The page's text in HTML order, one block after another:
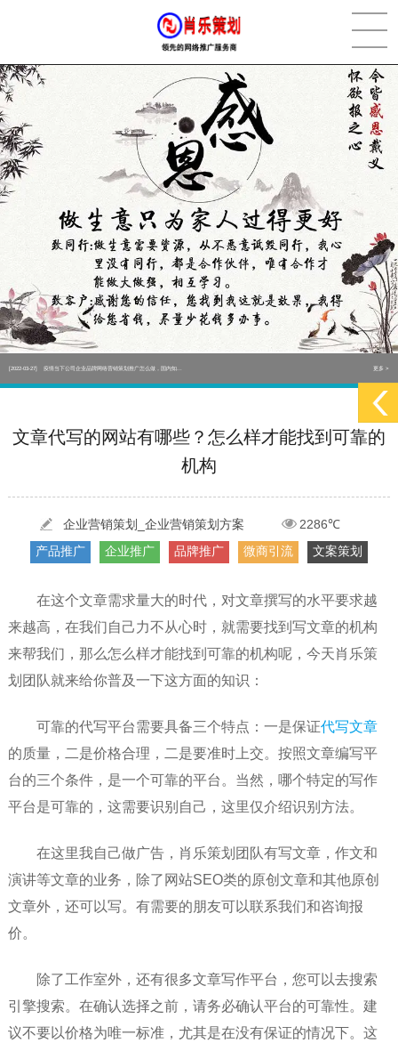
[2022-05-29] 实体门店如何做网络推广吸引客户，实体店网络营销技巧... 更多 >
[2022-05-04] 污水处理设备厂家产品如何做网络推广（污水处理项目网... 更多 >
[2022-03-27] 疫情当下公司企业品牌网络营销策划推广怎么做，国内知... 更多 >
[2022-05-29] 实体门店如何做网络推广吸引客户，实体店网络营销技巧... 更多 >
文章代写的网站有哪些？怎么样才能找到可靠的
机构
企业营销策划_企业营销策划方案
2286℃
产品推广
企业推广 品牌推广 微商引流 文案策划
在这个文章需求量大的时代，对文章撰写的水平要求越
来越高，在我们自己力不从心时，就需要找到写文章的机构
来帮我们，那么怎么样才能找到可靠的机构呢，今天肖乐策
划团队就来给你普及一下这方面的知识：
可靠的代写平台需要具备三个特点：一是保证代写文章
的质量，二是价格合理，二是要准时上交。按照文章编写平
台的三个条件，是一个可靠的平台。当然，哪个特定的写作
平台是可靠的，这需要识别自己，这里仅介绍识别方法。
在这里我自己做广告，肖乐策划团队有写文章，作文和
演讲等文章的业务，除了网站SEO类的原创文章和其他原创
文章外，还可以写。有需要的朋友可以联系我们和咨询报
价。
除了工作室外，还有很多文章写作平台，您可以去搜索
引擎搜索。在确认选择之前，请务必确认平台的可靠性。建
议不要以价格为唯一标准，尤其是在没有保证的情况下。这